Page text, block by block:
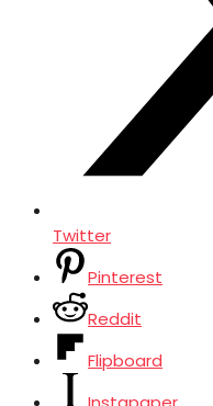
Twitter
Pinterest
Reddit
Flipboard